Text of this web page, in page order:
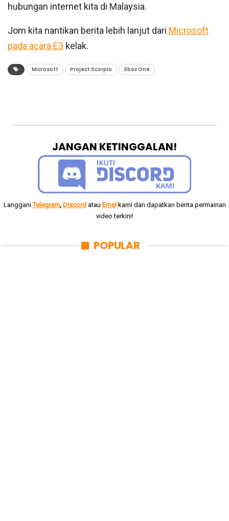
hubungan internet kita di Malaysia.
Jom kita nantikan berita lebih lanjut dari Microsoft
pada acara E3 kelak.
Microsoft Project Scorpio Xbox One
JANGAN KETINGGALAN!
LangganiTelegram, Discordatau Emel kami dan dapatkan berita permainan
video terkini!
POPULAR